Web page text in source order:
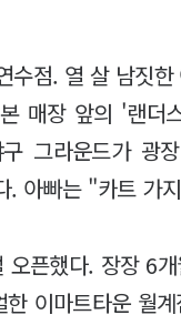
수점. 열 살 남짓
매장 앞의 '랜더
그라운드가 광
. 아빠는 "카트 가
픈했다. 장장 6
이마트타운 월